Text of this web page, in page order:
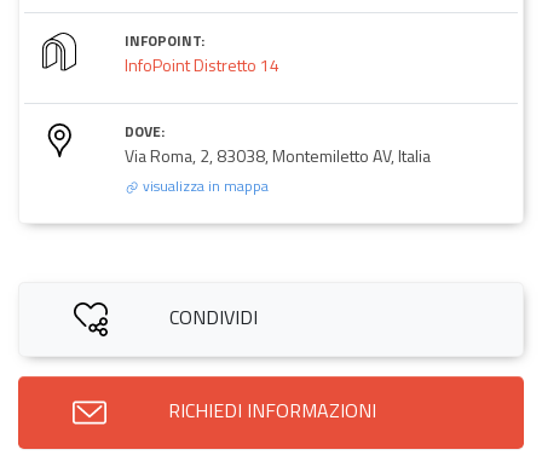
INFOPOINT:
InfoPoint Distretto 14
DOVE:
Via Roma, 2, 83038, Montemiletto AV, Italia
visualizza in mappa
CONDIVIDI
RICHIEDI INFORMAZIONI